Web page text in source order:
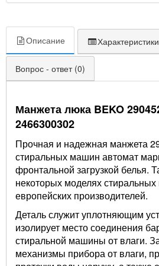
Описание Характеристики
Вопрос - ответ (0)
Манжета люка BEKO
2466300302
Прочная и надежная манжета
стиральных машин автомат
фронтальной загрузкой белья.
некоторых моделях
европейских производителей.
Деталь служит уплотняющим
изолирует место соединения
стиральной машины от влаги.
механизмы прибора от влаги,